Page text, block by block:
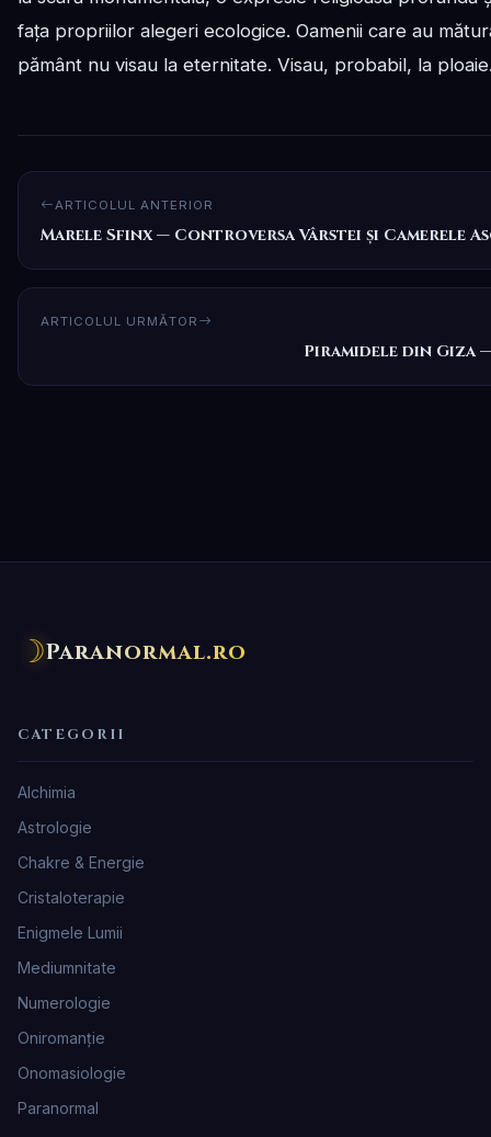
fața propriilor alegeri ecologice. Oamenii care au
pământ nu visau la eternitate. Visau, probabil, la
ARTICOLUL ANTERIOR
Marele Sfinx — Controversa Vârstei și Camerele
ARTICOLUL URMĂTOR
Piramidele din
☽Paranormal.ro
CATEGORII
Alchimia
Astrologie
Chakre & Energie
Cristaloterapie
Enigmele Lumii
Mediumnitate
Numerologie
Oniromanţie
Onomasiologie
Paranormal